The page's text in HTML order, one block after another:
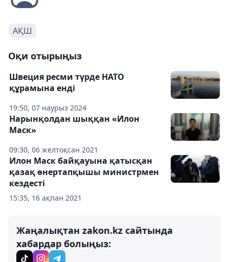
АҚШ
Оқи отырыңыз
19:50, 07 наурыз 2024
Швеция ресми түрде НАТО
құрамына енді
09:30, 06 желтоқсан 2021
Нарынқолдан шыққан «Илон
Маск»
15:35, 16 ақпан 2021
Илон Маск байқауына қатысқан
қазақ өнертапқышы министрмен
кездесті
Жаңалықтан zakon.kz сайтында
хабардар болыңыз: